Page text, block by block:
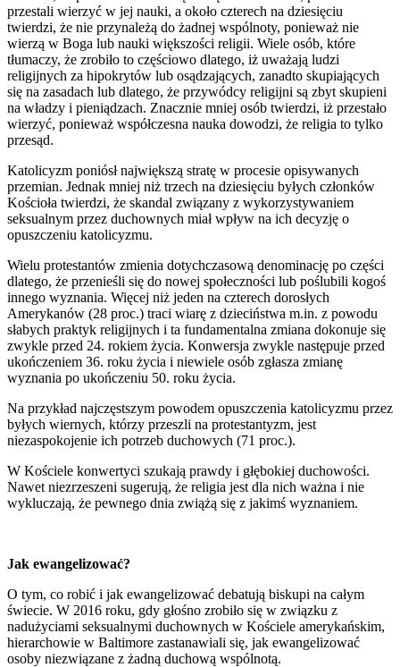
przestali wierzyć w jej nauki, a około czterech na dziesięciu
twierdzi, że nie przynależą do żadnej wspólnoty, ponieważ nie
wierzą w Boga lub nauki większości religii. Wiele osób, które
tłumaczy, że zrobiło to częściowo dlatego, iż uważają ludzi
religijnych za hipokrytów lub osądzających, zanadto skupiających
się na zasadach lub dlatego, że przywódcy religijni są zbyt skupieni
na władzy i pieniądzach. Znacznie mniej osób twierdzi, iż przestało
wierzyć, ponieważ współczesna nauka dowodzi, że religia to tylko
przesąd.
Katolicyzm poniósł największą stratę w procesie opisywanych
przemian. Jednak mniej niż trzech na dziesięciu byłych członków
Kościoła twierdzi, że skandal związany z wykorzystywaniem
seksualnym przez duchownych miał wpływ na ich decyzję o
opuszczeniu katolicyzmu.
Wielu protestantów zmienia dotychczasową denominację po części
dlatego, że przenieśli się do nowej społeczności lub poślubili kogoś
innego wyznania. Więcej niż jeden na czterech dorosłych
Amerykanów (28 proc.) traci wiarę z dzieciństwa m.in. z powodu
słabych praktyk religijnych i ta fundamentalna zmiana dokonuje się
zwykle przed 24. rokiem życia. Konwersja zwykle następuje przed
ukończeniem 36. roku życia i niewiele osób zgłasza zmianę
wyznania po ukończeniu 50. roku życia.
Na przykład najczęstszym powodem opuszczenia katolicyzmu przez
byłych wiernych, którzy przeszli na protestantyzm, jest
niezaspokojenie ich potrzeb duchowych (71 proc.).
W Kościele konwertyci szukają prawdy i głębokiej duchowości.
Nawet niezrzeszeni sugerują, że religia jest dla nich ważna i nie
wykluczają, że pewnego dnia zwiążą się z jakimś wyznaniem.
Jak ewangelizować?
O tym, co robić i jak ewangelizować debatują biskupi na całym
świecie. W 2016 roku, gdy głośno zrobiło się w związku z
nadużyciami seksualnymi duchownych w Kościele amerykańskim,
hierarchowie w Baltimore zastanawiali się, jak ewangelizować
osoby niezwiązane z żadną duchową wspólnotą.